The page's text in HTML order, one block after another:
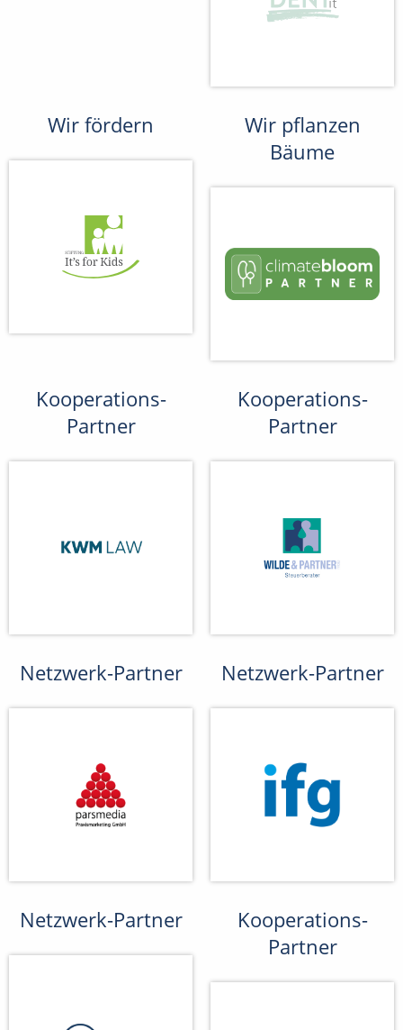
Wir fördern
Wir pflanzen
Bäume
Kooperations-
Partner
Kooperations-
Partner
Netzwerk-Partner Netzwerk-Partner
Netzwerk-Partner
Kooperations-
Partner